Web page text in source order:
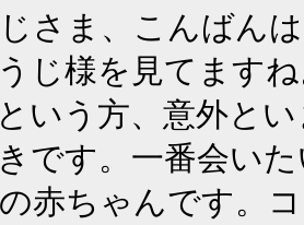
さま、こんばん
じ様を見てます
いう方、意外と
です。一番会い
赤ちゃんです。